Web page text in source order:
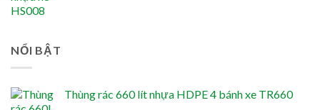
NỔI BẬT
Thùng rác 660 lít nhựa HDPE 4 bánh xe TR660